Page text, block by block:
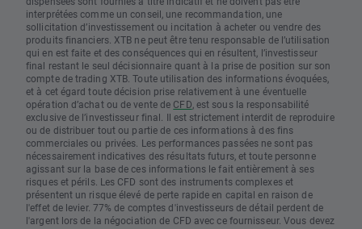
interprétées comme un conseil, une recommandation, une
sollicitation d’investissement ou incitation à acheter ou vendre des
produits financiers. XTB ne peut être tenu responsable de l’utilisation
qui en est faite et des conséquences qui en résultent, l’investisseur
final restant le seul décisionnaire quant à la prise de position sur son
compte de trading XTB. Toute utilisation des informations évoquées,
et à cet égard toute décision prise relativement à une éventuelle
opération d’achat ou de vente de CFD, est sous la responsabilité
exclusive de l’investisseur final. Il est strictement interdit de reproduire
ou de distribuer tout ou partie de ces informations à des fins
commerciales ou privées. Les performances passées ne sont pas
nécessairement indicatives des résultats futurs, et toute personne
agissant sur la base de ces informations le fait entièrement à ses
risques et périls. Les CFD sont des instruments complexes et
présentent un risque élevé de perte rapide en capital en raison de
l'effet de levier. 77% de comptes d'investisseurs de détail perdent de
l'argent lors de la négociation de CFD avec ce fournisseur. Vous devez